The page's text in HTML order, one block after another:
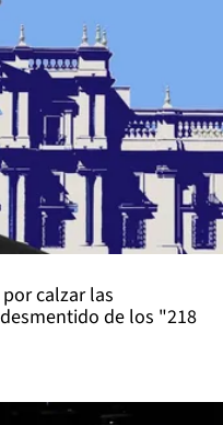
calzar las
de los "218